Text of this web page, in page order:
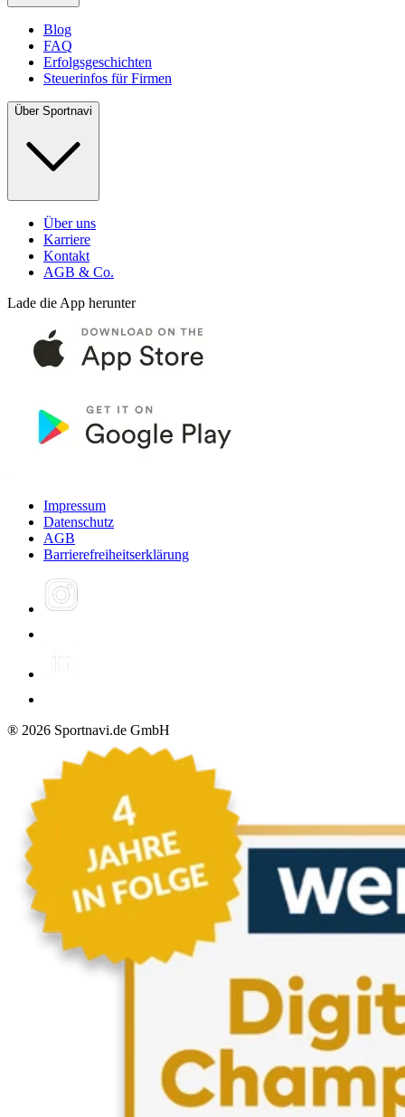
Blog
FAQ
Erfolgsgeschichten
Steuerinfos für Firmen
Über Sportnavi
Über uns
Karriere
Kontakt
AGB & Co.
Lade die App herunter
Impressum
Datenschutz
AGB
Barrierefreiheitserklärung
® 2026 Sportnavi.de GmbH